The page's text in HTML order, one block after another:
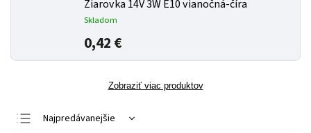
Žiarovka 14V 3W E10 vianočná-číra
Skladom
0,42 €
Zobraziť viac produktov
Najpredávanejšie